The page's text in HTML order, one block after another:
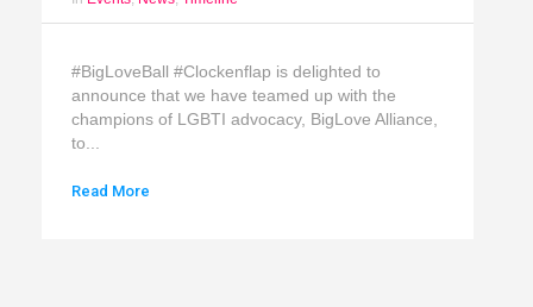
#BigLoveBall #Clockenflap is delighted to
announce that we have teamed up with the
champions of LGBTI advocacy, BigLove Alliance,
to...
Read More